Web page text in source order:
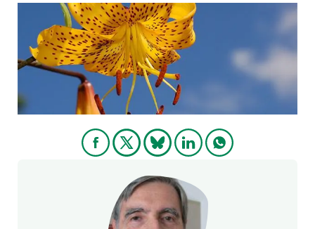
NOTÍCIES I AGENDA